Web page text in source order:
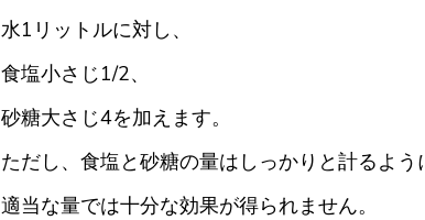
水1リットルに対し、
食塩小さじ1/2、
砂糖大さじ4を加えます。
ただし、食塩と砂糖の量はしっかりと計るよう
適当な量では十分な効果が得られません。